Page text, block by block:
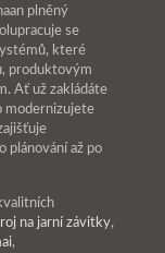
plněný
se
které
produktovým
Ať už zakládáte
modernizujete
plánování až po
na jarní závitky,
,